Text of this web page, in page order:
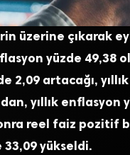
üzerine çıkarak
yüzde 49,38
2,09 artacağı,
yıllık
reel faiz pozitif
33,09 yükseldi.